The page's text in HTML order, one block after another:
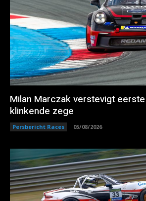
Milan Marczak verstevigt
klinkende zege
Persbericht Races 05/08/2026